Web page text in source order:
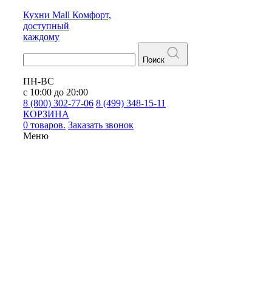
Кухни Mall Комфорт,
доступный
каждому
Поиск
ПН-ВС
с 10:00 до 20:00
8 (800) 302-77-06 8 (499) 348-15-11
КОРЗИНА
0 товаров. Заказать звонок
Меню